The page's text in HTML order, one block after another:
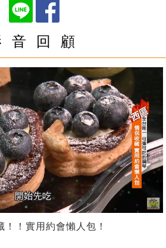
音 回 顧
！！實用約會懶人包！